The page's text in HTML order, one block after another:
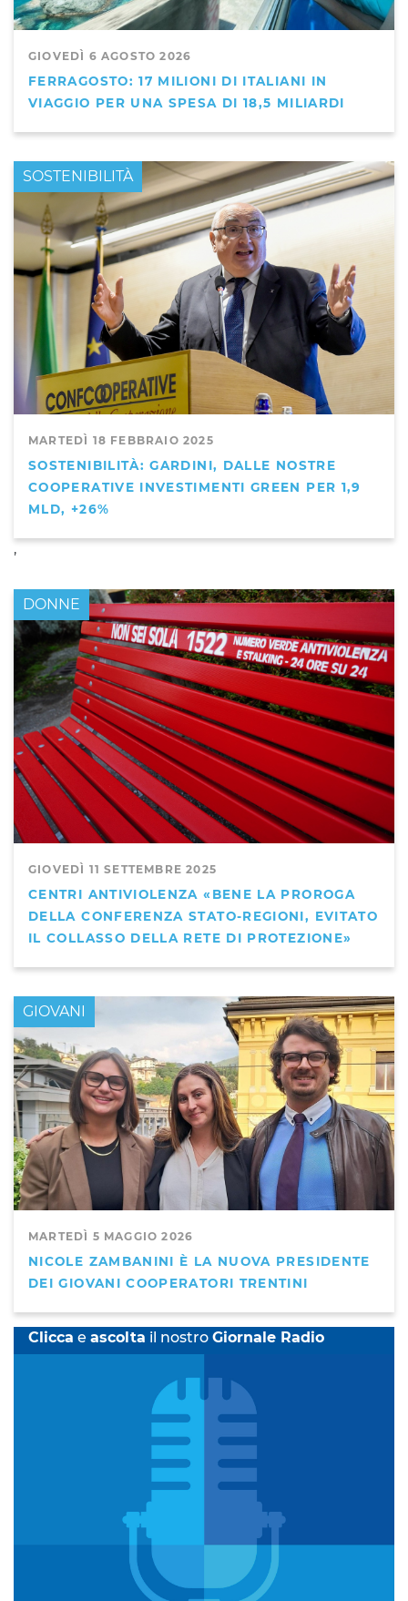
GIOVEDÌ 6 AGOSTO 2026
FERRAGOSTO: 17 MILIONI DI ITALIANI IN
VIAGGIO PER UNA SPESA DI 18,5 MILIARDI
MARTEDÌ 18 FEBBRAIO 2025
SOSTENIBILITÀ: GARDINI, DALLE NOSTRE
COOPERATIVE INVESTIMENTI GREEN PER 1,9
MLD, +26%
PRIMO PIANO
,
SOSTENIBILITÀ
GIOVEDÌ 11 SETTEMBRE 2025
CENTRI ANTIVIOLENZA «BENE LA PROROGA
DELLA CONFERENZA STATO-REGIONI, EVITATO
IL COLLASSO DELLA RETE DI PROTEZIONE»
DONNE
MARTEDÌ 5 MAGGIO 2026
NICOLE ZAMBANINI È LA NUOVA PRESIDENTE
DEI GIOVANI COOPERATORI TRENTINI
GIOVANI
Clicca e ascolta il nostro Giornale Radio